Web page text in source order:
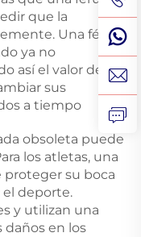
que la
Una férula
ya no
así el valor del
sus
a tiempo
obsoleta puede
los atletas, una
proteger su boca
el deporte.
y utilizan una
en los